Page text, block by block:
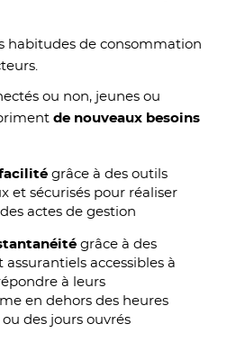
habitudes de consommation
ou non, jeunes ou
de nouveaux besoins
grâce à des outils
et sécurisés pour réaliser
actes de gestion
grâce à des
assurantiels accessibles à
à leurs
en dehors des heures
des jours ouvrés